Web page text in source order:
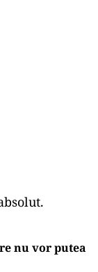
nu vor putea